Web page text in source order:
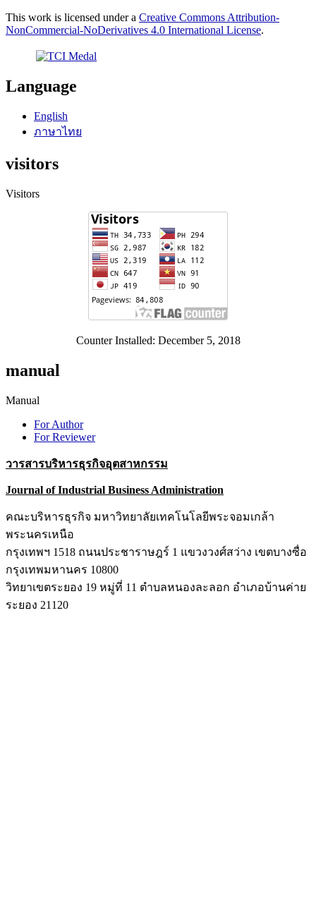
This work is licensed under a Creative Commons Attribution-
NonCommercial-NoDerivatives 4.0 International License.
Language
English
ภาษาไทย
visitors
Visitors
Counter Installed: December 5, 2018
manual
Manual
For Author
For Reviewer
วารสารบริหารธุรกิจอุตสาหกรรม
Journal of Industrial Business Administration
คณะบริหารธุรกิจ มหาวิทยาลัยเทคโนโลยีพระจอมเกล้า
พระนครเหนือ
กรุงเทพฯ 1518 ถนนประชาราษฎร์ 1 แขวงวงศ์สว่าง เขตบางซื่อ
กรุงเทพมหานคร 10800
วิทยาเขตระยอง 19 หมู่ที่ 11 ตำบลหนองละลอก อำเภอบ้านค่าย
ระยอง 21120